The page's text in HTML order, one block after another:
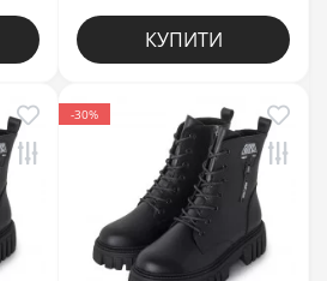
КУПИТИ
-30%